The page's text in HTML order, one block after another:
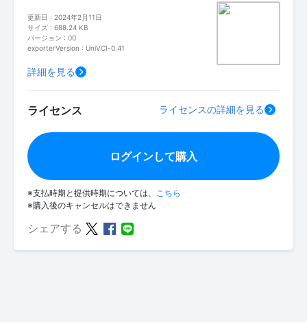
更新日 : 2024年2月11日
サイズ : 688.24 KB
バージョン : 00
exporterVersion : UniVCI-0.41
詳細を見る
ライセンス ライセンスの詳細を見る
ログインして購入
※支払時期と提供時期については、 こちら
※購入後のキャンセルはできません
シェアする